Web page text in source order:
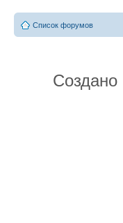
Список форумов
Создано